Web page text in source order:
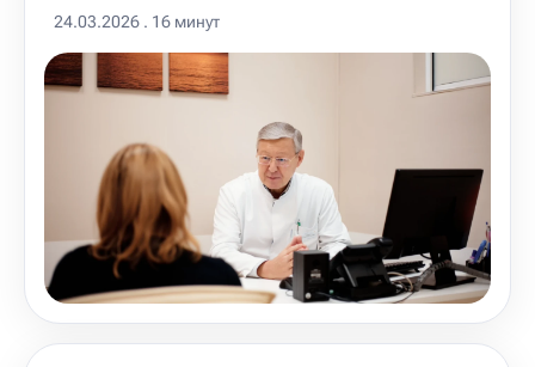
24.03.2026 . 16 минут